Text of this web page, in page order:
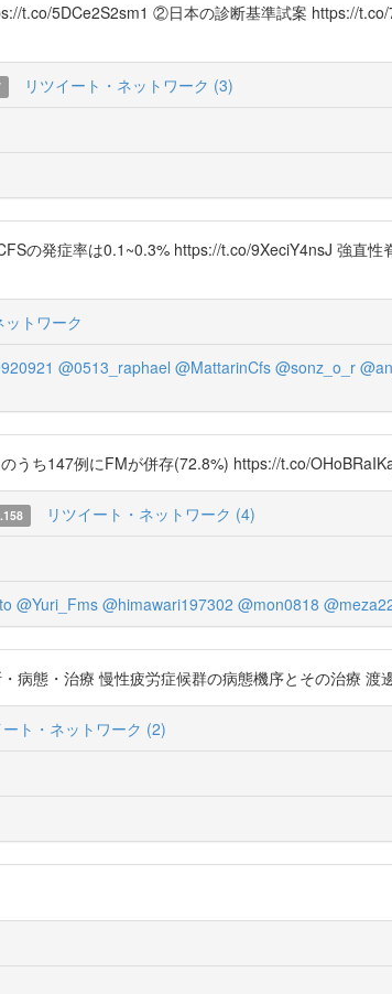
t.co/5DCe2S2sm1 ②日本の診断基準試案 https://
リツイート・ネットワーク (3)
の発症率は0.1~0.3% https://t.co/9XeciY4nsJ 強直性
ットワーク
@0513_raphael @MattarinCfs @sonz_o_r
うち147例にFMが併存(72.8%) https://t.co/
リツイート・ネットワーク (4)
@Yuri_Fms @himawari197302 @mon0818
態・治療 慢性疲労症候群の病態機序とその治療 渡
ート・ネットワーク (2)